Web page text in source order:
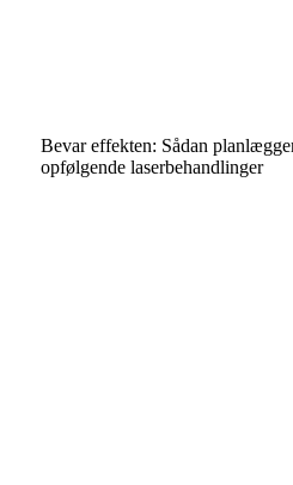
Bevar effekten: Sådan
opfølgende laserbehandlinger